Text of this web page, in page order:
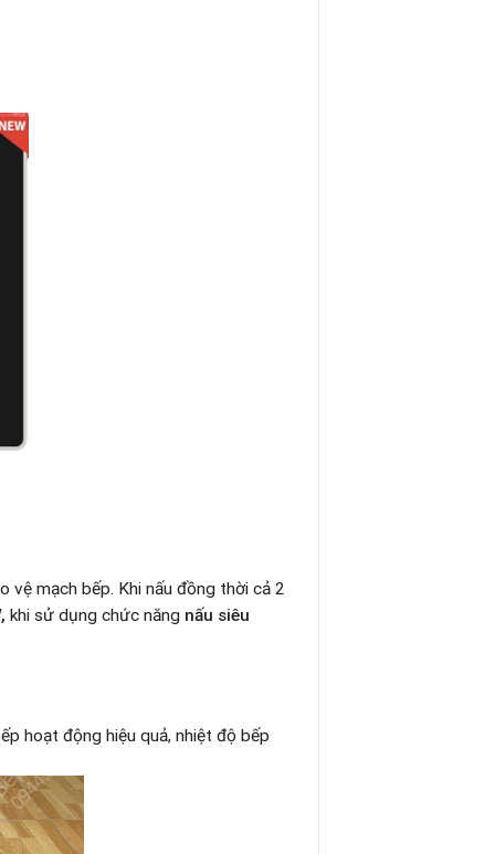
vệ mạch bếp. Khi nấu đồng thời cả 2
khi sử dụng chức năng nấu siêu
hoạt động hiệu quả, nhiệt độ bếp